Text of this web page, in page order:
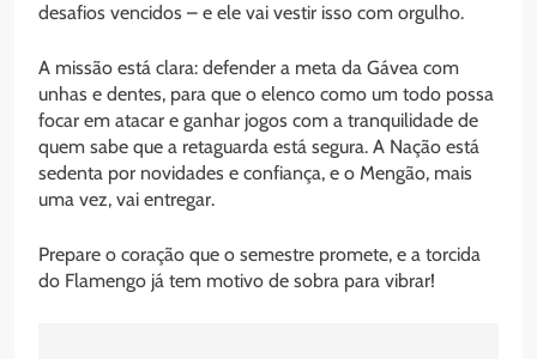
desafios vencidos – e ele vai vestir isso com orgulho.
A missão está clara: defender a meta da Gávea com
unhas e dentes, para que o elenco como um todo possa
focar em atacar e ganhar jogos com a tranquilidade de
quem sabe que a retaguarda está segura. A Nação está
sedenta por novidades e confiança, e o Mengão, mais
uma vez, vai entregar.
Prepare o coração que o semestre promete, e a torcida
do Flamengo já tem motivo de sobra para vibrar!